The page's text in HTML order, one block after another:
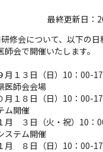
最終更新日：
修会について、以下の日
会で開催いたします。
１３日（日）10：00-
師会会場
月１８日（日）10：00-
ム開催
月 ３日（火・祝）10：
ステム開催
月 ８日（日）10：00-